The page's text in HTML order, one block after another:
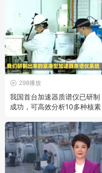
298播放
我国首台加速器质谱仪已研制
成功，可高效分析10多种核素